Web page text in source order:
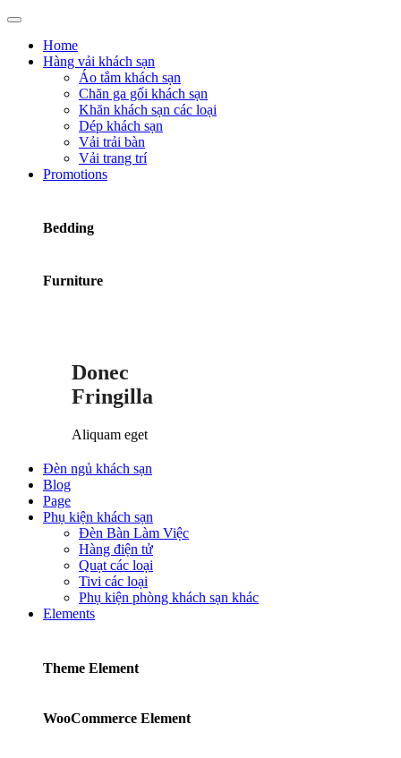
Home
Hàng vải khách sạn
Áo tắm khách sạn
Chăn ga gối khách sạn
Khăn khách sạn các loại
Dép khách sạn
Vải trải bàn
Vải trang trí
Promotions
Bedding
Furniture
Donec
Fringilla
Aliquam eget
Đèn ngủ khách sạn
Blog
Page
Phụ kiện khách sạn
Đèn Bàn Làm Việc
Hàng điện tử
Quạt các loại
Tivi các loại
Phụ kiện phòng khách sạn khác
Elements
Theme Element
WooCommerce Element